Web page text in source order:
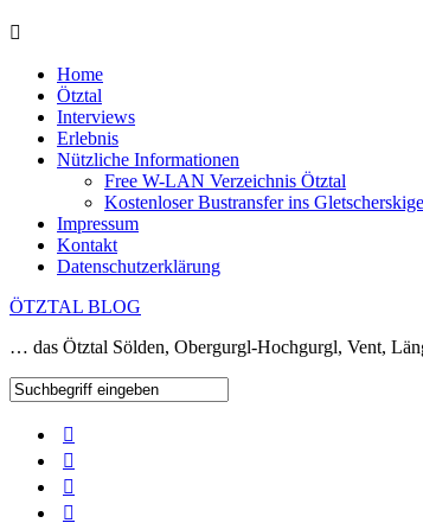
Home
Ötztal
Interviews
Erlebnis
Nützliche Informationen
Free W-LAN Verzeichnis Ötztal
Kostenloser Bustransfer ins
Impressum
Kontakt
Datenschutzerklärung
ÖTZTAL BLOG
… das Ötztal Sölden, Obergurgl-Hochgurgl, Vent,